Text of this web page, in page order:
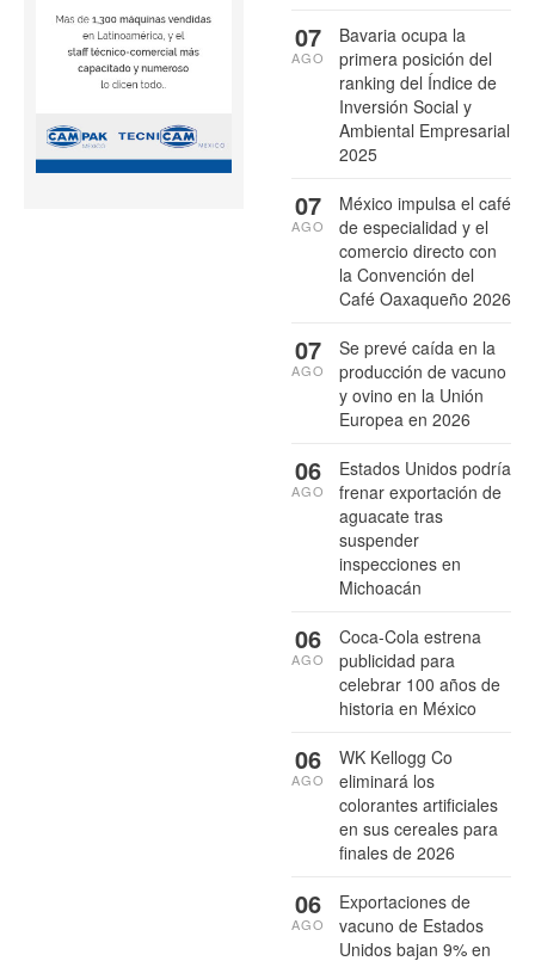
Bavaria ocupa la
primera posición del
ranking del Índice de
Inversión Social y
Ambiental Empresarial
2025
07
AGO
México impulsa el café
de especialidad y el
comercio directo con
la Convención del
Café Oaxaqueño 2026
07
AGO
Se prevé caída en la
producción de vacuno
y ovino en la Unión
Europea en 2026
07
AGO
Estados Unidos podría
frenar exportación de
aguacate tras
suspender
inspecciones en
Michoacán
06
AGO
Coca-Cola estrena
publicidad para
celebrar 100 años de
historia en México
06
AGO
WK Kellogg Co
eliminará los
colorantes artificiales
en sus cereales para
finales de 2026
06
AGO
Exportaciones de
vacuno de Estados
Unidos bajan 9% en
06
AGO